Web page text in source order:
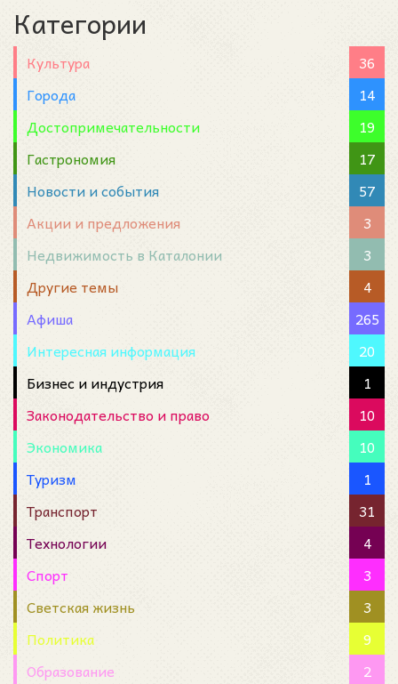
Категории
Культура
36
Города
14
Достопримечательности
19
Гастрономия
17
Новости и события
57
Акции и предложения
3
Недвижимость в Каталонии
3
Другие темы
4
Афиша
265
Интересная информация
20
Бизнес и индустрия
1
Законодательство и право
10
Экономика
10
Туризм
1
Транспорт
31
Технологии
4
Спорт
3
Светская жизнь
3
Политика
9
Образование
2